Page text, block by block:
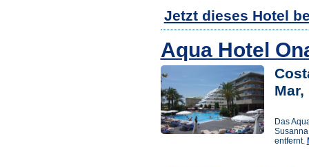
Jetzt dieses Hotel
Aqua Hotel
Das
entfernt.